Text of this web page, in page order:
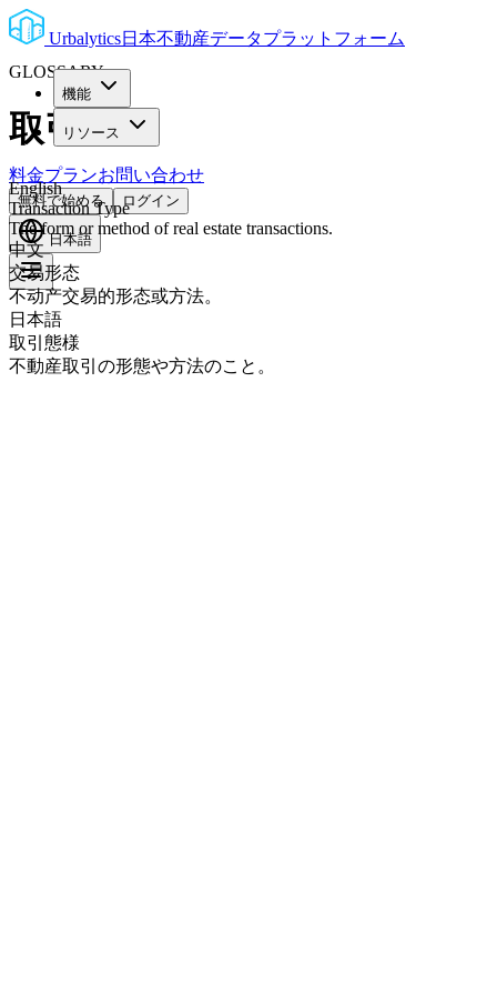
Urbalytics日本不動産データプラットフォーム
機能
リソース
料金プランお問い合わせ
無料で始める ログイン
日本語
GLOSSARY
取引態様
English
Transaction Type
The form or method of real estate transactions.
中文
交易形态
不动产交易的形态或方法。
日本語
取引態様
不動産取引の形態や方法のこと。